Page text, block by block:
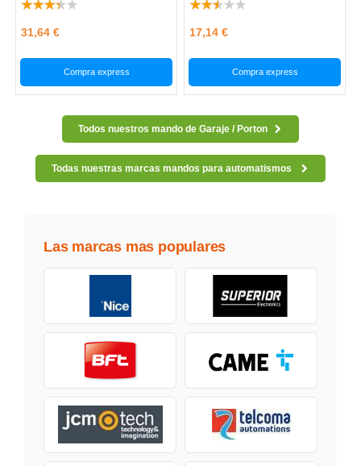
31,64 €
Compra express
17,14 €
Compra express
Todos nuestros mando de Garaje / Porton
Todas nuestras marcas mandos para automatismos
Las marcas mas populares